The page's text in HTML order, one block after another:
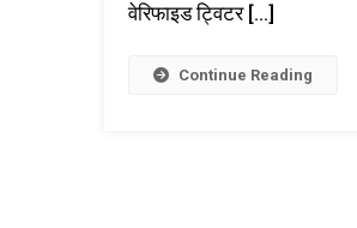
वेरिफाइड ट्विटर […]
Continue Reading